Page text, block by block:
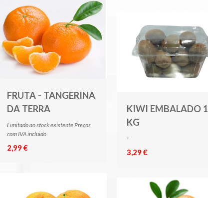
FRUTA - TANGERINA
DA TERRA
Limitado ao stock existente Preços
com IVA incluido
2,99 €
KIWI EMBALADO 1
KG
-
3,29 €